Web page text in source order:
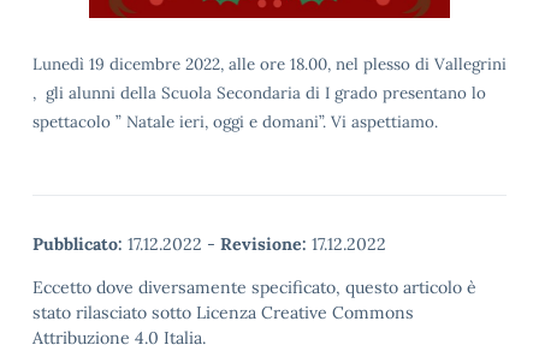
Lunedì 19 dicembre 2022, alle ore 18.00, nel plesso di Vallegrini
, gli alunni della Scuola Secondaria di I grado presentano lo
spettacolo ” Natale ieri, oggi e domani”. Vi aspettiamo.
Pubblicato: 17.12.2022 - Revisione: 17.12.2022
Eccetto dove diversamente specificato, questo articolo è
stato rilasciato sotto Licenza Creative Commons
Attribuzione 4.0 Italia.